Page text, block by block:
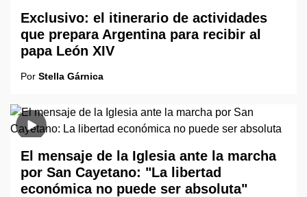
Exclusivo: el itinerario de actividades
que prepara Argentina para recibir al
papa León XIV
Por Stella Gárnica
El mensaje de la Iglesia ante la marcha
por San Cayetano: "La libertad
económica no puede ser absoluta"